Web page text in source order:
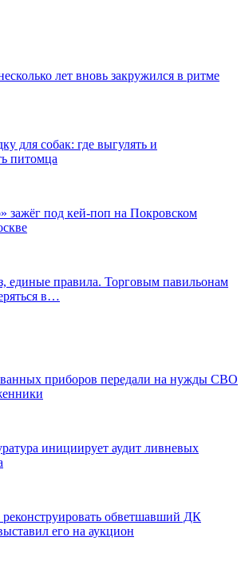
лет вновь закружился в ритме
для собак: где выгулять и
питомца
зажёг под кей-поп на Покровском
единые правила. Торговым павильонам
в…
приборов передали на нужды СВО
инициирует аудит ливневых
обветшавший ДК
его на аукцион